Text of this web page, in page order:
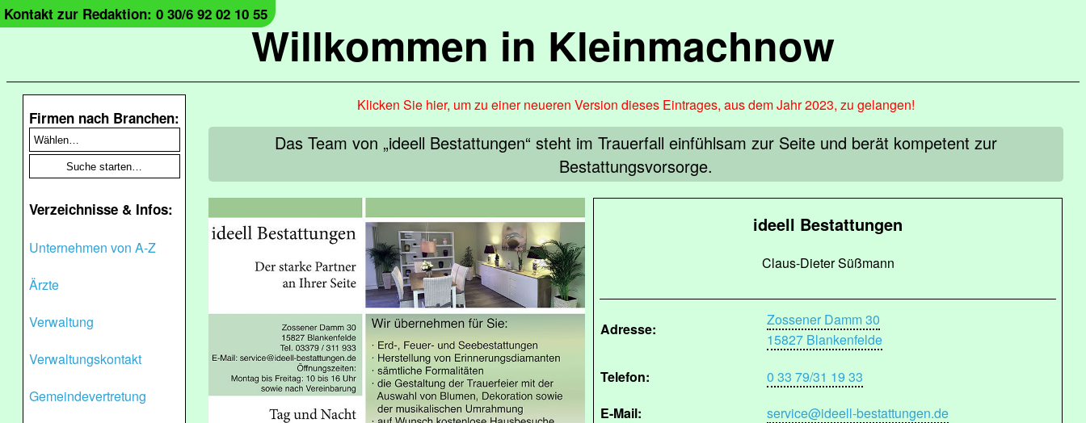
Willkommen in Kleinmachnow
Kontakt zur Redaktion: 0 30/6 92 02 10 55
Firmen nach Branchen:
Verzeichnisse & Infos:
Unternehmen von A-Z
Ärzte
Verwaltung
Verwaltungskontakt
Gemeindevertretung
Klicken Sie hier, um zu einer neueren Version dieses Eintrages, aus dem Jahr 2023, zu gelangen!
Das Team von „ideell Bestattungen“ steht im Trauerfall einfühlsam zur Seite und berät kompetent zur
Bestattungsvorsorge.
ideell Bestattungen
Claus-Dieter Süßmann
Adresse:
Zossener Damm 30
15827 Blankenfelde
Telefon:
0 33 79/31 19 33
E-Mail:
service@ideell-bestattungen.de